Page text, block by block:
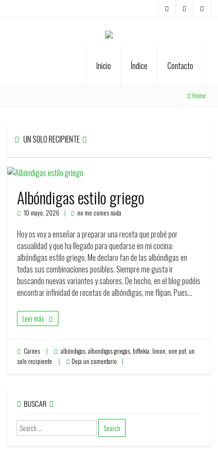
Inicio Índice Contacto
Home
UN SOLO RECIPIENTE
Albóndigas estilo griego
10 mayo, 2026 no me comes nada
Hoy os voy a enseñar a preparar una receta que probé por
casualidad y que ha llegado para quedarse en mi cocina:
albóndigas estilo griego. Me declaro fan de las albóndigas en
todas sus combinaciones posibles. Siempre me gusta ir
buscando nuevas variantes y sabores. De hecho, en el blog podéis
encontrar infinidad de recetas de albóndigas, me flipan. Pues…
Leer más
Carnes albóndigas, albondigas griegas, biftekia, limon, one pot, un
solo recipiente
Deja un comentario
BUSCAR